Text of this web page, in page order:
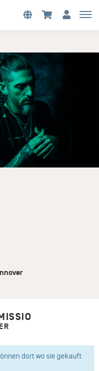
dort wo sie gekauft